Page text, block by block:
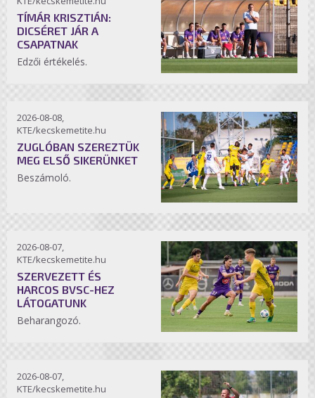
TÍMÁR KRISZTIÁN:
DICSÉRET JÁR A
CSAPATNAK
Edzői értékelés.
2026-08-08,
KTE/kecskemetite.hu
ZUGLÓBAN SZEREZTÜK
MEG ELSŐ SIKERÜNKET
Beszámoló.
2026-08-07,
KTE/kecskemetite.hu
SZERVEZETT ÉS
HARCOS BVSC-HEZ
LÁTOGATUNK
Beharangozó.
2026-08-07,
KTE/kecskemetite.hu